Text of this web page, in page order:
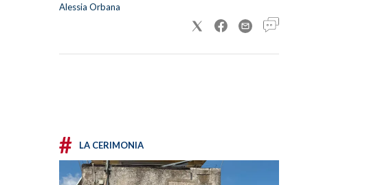
Alessia Orbana
# LA CERIMONIA